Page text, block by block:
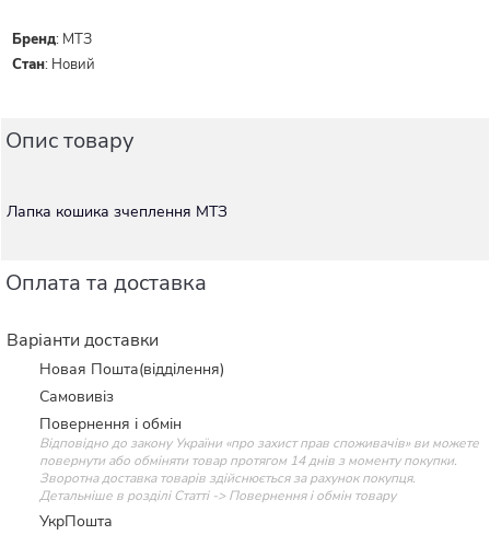
Бренд: МТЗ
Стан: Новий
Опис товару
Лапка кошика зчеплення МТЗ
Оплата та доставка
Варіанти доставки
Новая Пошта(відділення)
Самовивіз
Повернення і обмін
Відповідно до закону України «про захист прав споживачів» ви можете
повернути або обміняти товар протягом 14 днів з моменту покупки.
Зворотна доставка товарів здійснюється за рахунок покупця.
Детальніше в розділі Статті -> Повернення і обмін товару
УкрПошта